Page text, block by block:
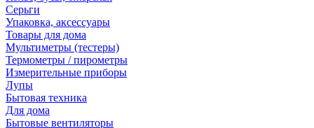
Серьги
Упаковка, аксессуары
Товары для дома
Мультиметры (тестеры)
Термометры / пирометры
Измерительные приборы
Лупы
Бытовая техника
Для дома
Бытовые вентиляторы